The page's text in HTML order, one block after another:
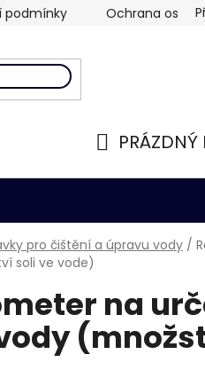
podmínky Ochrana
PRÁZDNÝ
pro čištění a úpravu vody /
soli ve vode)
na